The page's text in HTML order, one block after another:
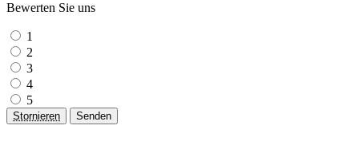
Bewerten Sie uns
1
2
3
4
5
Stornieren Senden